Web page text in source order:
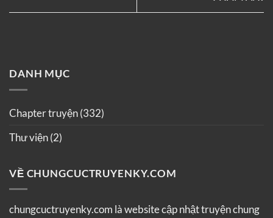
DANH MỤC
Chapter truyện(332)
Thư viện(2)
VỀ CHUNGCUCTRUYENKY.COM
chungcuctruyenky.com là website cập nhật truyện chung